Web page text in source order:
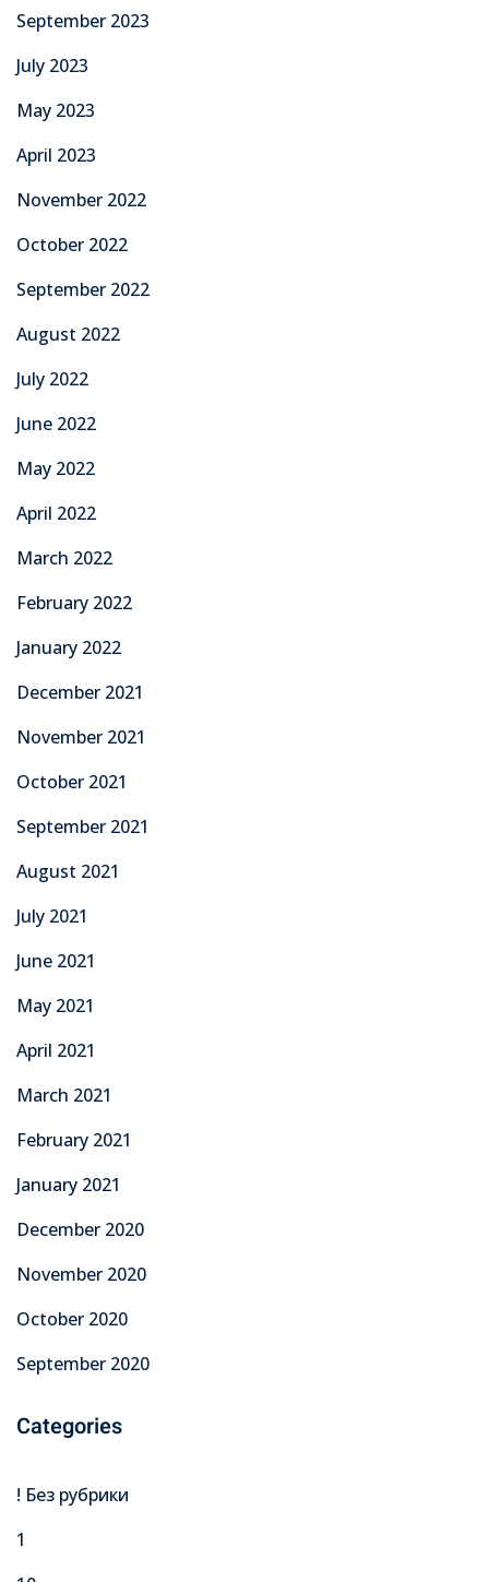
September 2023
July 2023
May 2023
April 2023
November 2022
October 2022
September 2022
August 2022
July 2022
June 2022
May 2022
April 2022
March 2022
February 2022
January 2022
December 2021
November 2021
October 2021
September 2021
August 2021
July 2021
June 2021
May 2021
April 2021
March 2021
February 2021
January 2021
December 2020
November 2020
October 2020
September 2020
Categories
! Без рубрики
1